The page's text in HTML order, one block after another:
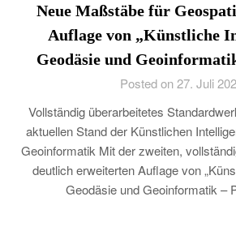
Neue Maßstäbe für
Auflage von „Künstliche
Geodäsie und
Posted on 27. Juli
Vollständig überarbeitetes
aktuellen Stand der Künstlichen
Geoinformatik Mit der zweiten,
deutlich erweiterten Auflage von
Geodäsie und Geoinformatik –